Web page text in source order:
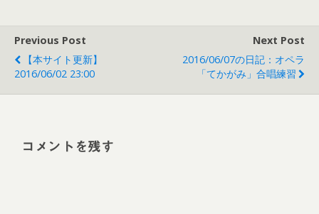
Previous Post
【本サイト更新】
2016/06/02 23:00
Next Post
2016/06/07の日記：オペラ
「てかがみ」合唱練習
コメントを残す